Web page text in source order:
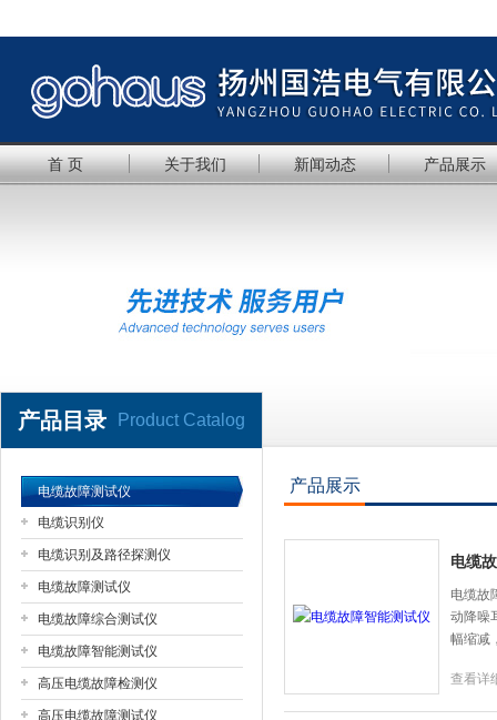
扬州国浩电气有限公司
首 页 关于我们 新闻动态 产品展示
产品目录 Product Catalog
电缆故障测试仪
电缆识别仪
电缆识别及路径探测仪
电缆故障测试仪
电缆故障综合测试仪
电缆故障智能测试仪
高压电缆故障检测仪
高压电缆故障测试仪
产品展示
电缆
电缆故
动降噪
幅缩减
查看详